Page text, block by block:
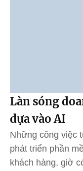
Làn sóng
dựa vào AI
Những công việc
phát triển phần
khách hàng, giờ